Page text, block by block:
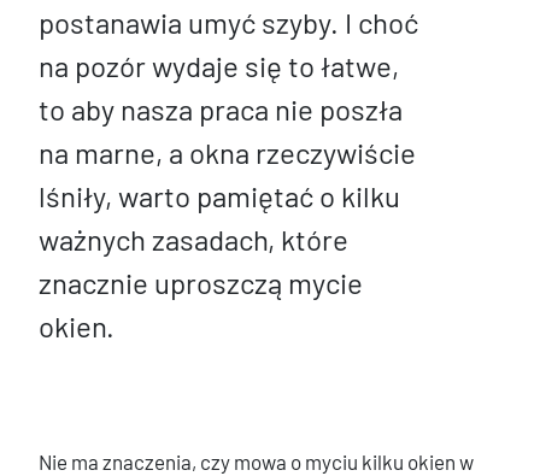
postanawia umyć szyby. I choć
na pozór wydaje się to łatwe,
to aby nasza praca nie poszła
na marne, a okna rzeczywiście
lśniły, warto pamiętać o kilku
ważnych zasadach, które
znacznie uproszczą mycie
okien.
Nie ma znaczenia, czy mowa o myciu kilku okien w